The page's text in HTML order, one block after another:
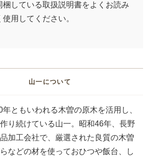
梱している取扱説明書をよくお読み
用してください。
山一について
ともいわれる木曽の原木を活用し、
り続けている山一。昭和46年、長野
加工会社で、厳選された良質の木曽
などの材を使っておひつや飯台、し